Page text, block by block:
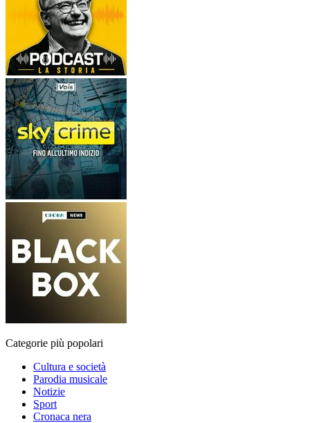
Categorie più popolari
Cultura e società
Parodia musicale
Notizie
Sport
Cronaca nera